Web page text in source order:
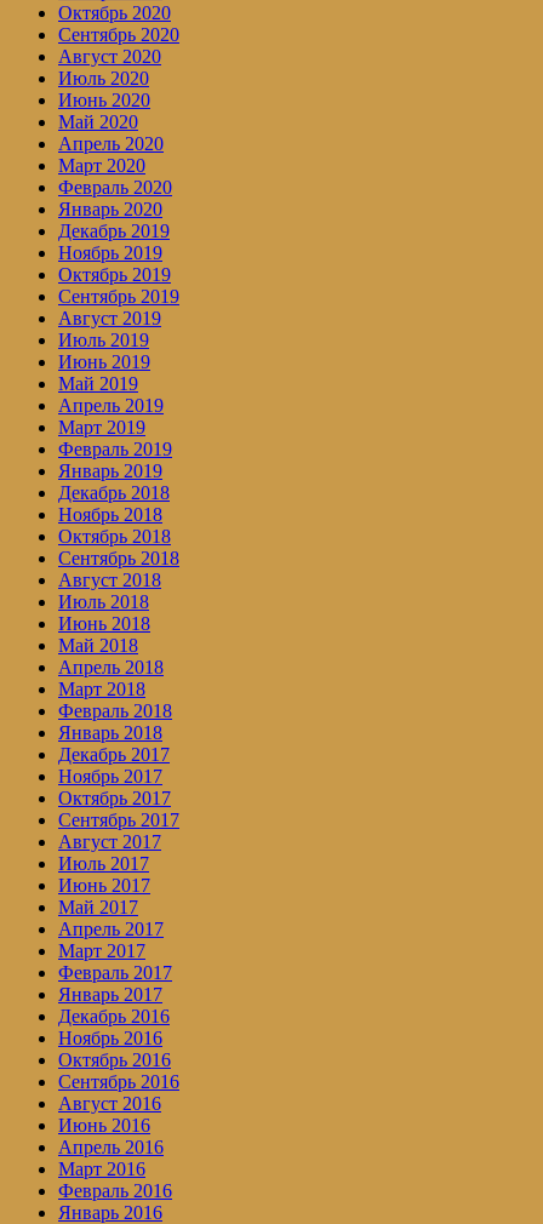
Октябрь 2020
Сентябрь 2020
Август 2020
Июль 2020
Июнь 2020
Май 2020
Апрель 2020
Март 2020
Февраль 2020
Январь 2020
Декабрь 2019
Ноябрь 2019
Октябрь 2019
Сентябрь 2019
Август 2019
Июль 2019
Июнь 2019
Май 2019
Апрель 2019
Март 2019
Февраль 2019
Январь 2019
Декабрь 2018
Ноябрь 2018
Октябрь 2018
Сентябрь 2018
Август 2018
Июль 2018
Июнь 2018
Май 2018
Апрель 2018
Март 2018
Февраль 2018
Январь 2018
Декабрь 2017
Ноябрь 2017
Октябрь 2017
Сентябрь 2017
Август 2017
Июль 2017
Июнь 2017
Май 2017
Апрель 2017
Март 2017
Февраль 2017
Январь 2017
Декабрь 2016
Ноябрь 2016
Октябрь 2016
Сентябрь 2016
Август 2016
Июнь 2016
Апрель 2016
Март 2016
Февраль 2016
Январь 2016